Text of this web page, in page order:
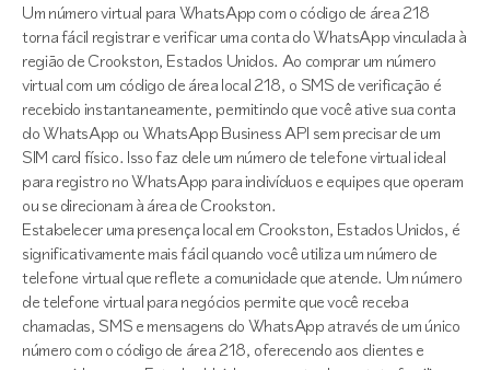
Um número virtual para WhatsApp com o código de área 218
torna fácil registrar e verificar uma conta do WhatsApp vinculada à
região de Crookston, Estados Unidos. Ao comprar um número
virtual com um código de área local 218, o SMS de verificação é
recebido instantaneamente, permitindo que você ative sua conta
do WhatsApp ou WhatsApp Business API sem precisar de um
SIM card físico. Isso faz dele um número de telefone virtual ideal
para registro no WhatsApp para indivíduos e equipes que operam
ou se direcionam à área de Crookston.
Estabelecer uma presença local em Crookston, Estados Unidos, é
significativamente mais fácil quando você utiliza um número de
telefone virtual que reflete a comunidade que atende. Um número
de telefone virtual para negócios permite que você receba
chamadas, SMS e mensagens do WhatsApp através de um único
número com o código de área 218, oferecendo aos clientes e